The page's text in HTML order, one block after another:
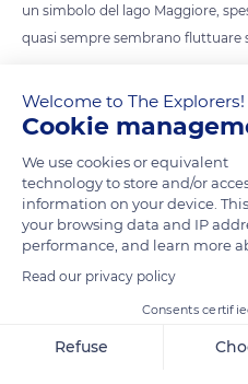
un simbolo del lago Maggiore,
quasi sempre sembrano fluttuare
Si narra che nelle giornate in cui
fitta sul lago, sia possibile
veleggia attorno al castello
sommerso.
READ MORE
Welcome to The Explorers!
Cookie
We use cookies or equivalent
technology to store and/or
information on your device.
your browsing data and IP
performance, and learn more
Read our privacy policy
Consents
Refuse